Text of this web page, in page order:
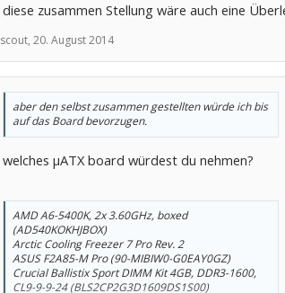
(GH24NSB0.AUAA10B)
Crucial MX100 256GB, SATA 6Gb/s
(CT256MX100SSD1)
(WD10EFRX)
be quiet! Pure Power L8 300W ATX 2.4 (BN220)
Scythe Kama PWM 92mm (DFS922512M-PWM)
Chieftec UNI BD-02 USB 3.0 schwarz (BD-02B-B-
U3-OP)
398,77 Euro
diese zusammen Stellung wäre auch eine
scout, 20. August 2014
aber den selbst zusammen gestellten würde ich bis
auf das Board bevorzugen.
welches µATX board würdest du nehmen?
AMD A6-5400K, 2x 3.60GHz, boxed
(AD540KOKHJBOX)
Arctic Cooling Freezer 7 Pro Rev. 2
ASUS F2A85-M Pro (90-MIBIW0-G0EAY0GZ)
Crucial Ballistix Sport DIMM Kit 4GB, DDR3-1600,
CL9-9-9-24 (BLS2CP2G3D1609DS1S00)